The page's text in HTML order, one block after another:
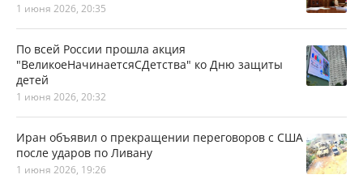
1 июня 2026, 20:35
По всей России прошла акция
"ВеликоеНачинаетсяСДетства" ко Дню защиты
детей
1 июня 2026, 20:32
Иран объявил о прекращении переговоров с США
после ударов по Ливану
1 июня 2026, 19:26